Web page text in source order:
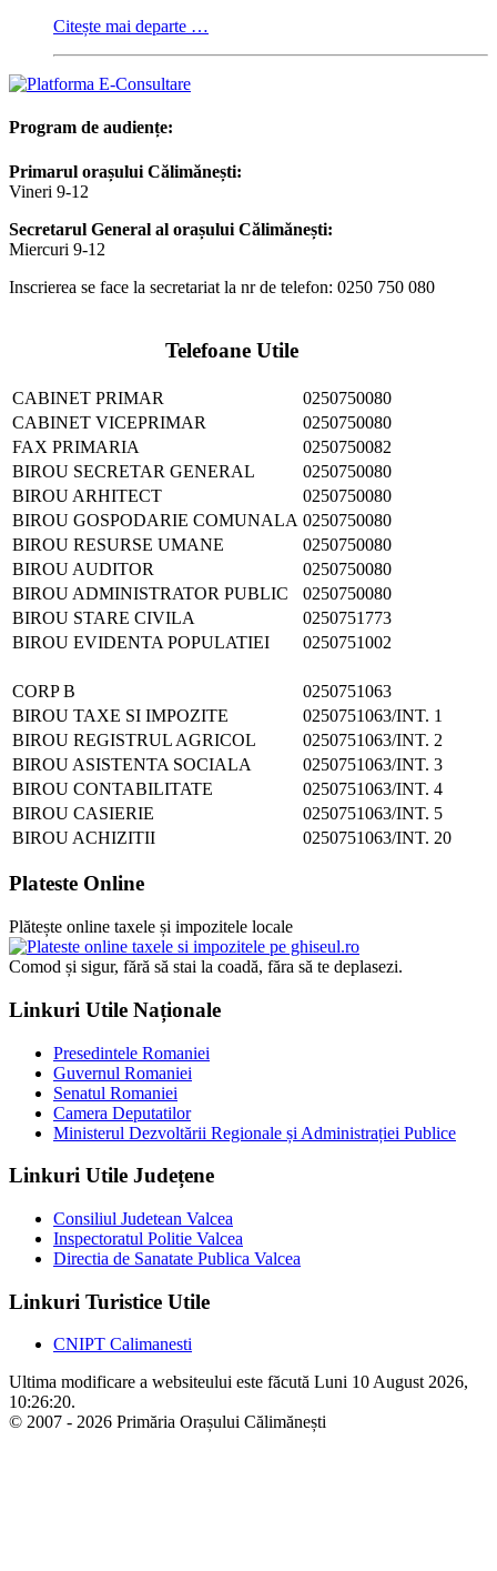
Citește mai departe …
Program de audiențe:
Primarul orașului Călimănești:
Vineri 9-12
Secretarul General al orașului Călimănești:
Miercuri 9-12
Inscrierea se face la secretariat la nr de telefon: 0250 750 080
Telefoane Utile
CABINET PRIMAR
0250750080
CABINET VICEPRIMAR
0250750080
FAX PRIMARIA
0250750082
BIROU SECRETAR GENERAL
0250750080
BIROU ARHITECT
0250750080
BIROU GOSPODARIE COMUNALA 0250750080
BIROU RESURSE UMANE
0250750080
BIROU AUDITOR
0250750080
BIROU ADMINISTRATOR PUBLIC
0250750080
BIROU STARE CIVILA
0250751773
BIROU EVIDENTA POPULATIEI
0250751002
CORP B
0250751063
BIROU TAXE SI IMPOZITE
0250751063/INT. 1
BIROU REGISTRUL AGRICOL
0250751063/INT. 2
BIROU ASISTENTA SOCIALA
0250751063/INT. 3
BIROU CONTABILITATE
0250751063/INT. 4
BIROU CASIERIE
0250751063/INT. 5
BIROU ACHIZITII
0250751063/INT. 20
Plateste Online
Plătește online taxele și impozitele locale
Comod și sigur, fără să stai la coadă, făra să te deplasezi.
Linkuri Utile Naționale
Presedintele Romaniei
Guvernul Romaniei
Senatul Romaniei
Camera Deputatilor
Ministerul Dezvoltării Regionale și Administrației Publice
Linkuri Utile Județene
Consiliul Judetean Valcea
Inspectoratul Politie Valcea
Directia de Sanatate Publica Valcea
Linkuri Turistice Utile
CNIPT Calimanesti
Ultima modificare a websiteului este făcută Luni 10 August 2026,
10:26:20.
© 2007 - 2026 Primăria Orașului Călimănești